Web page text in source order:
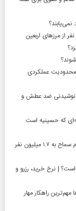
نمی‌یابند؟
۱۰.۵ میلیون نفر با محدودیت عملکردی
نوشیدنی ضد عطش و
که حسینیه است
آغاز رسمی برنامه‌های اربعین ۱۴۰۵ در مرز‌ها | ثبت‌نام سماح به ۱.۷ میلیون نفر
زهرا (س) در سال ۱۴۰۵ چقدر است؟ | نرخ خرید، رزرو و
راهکار مهار